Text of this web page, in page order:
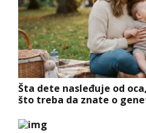
Šta dete nasleđuje od
što treba da znate o